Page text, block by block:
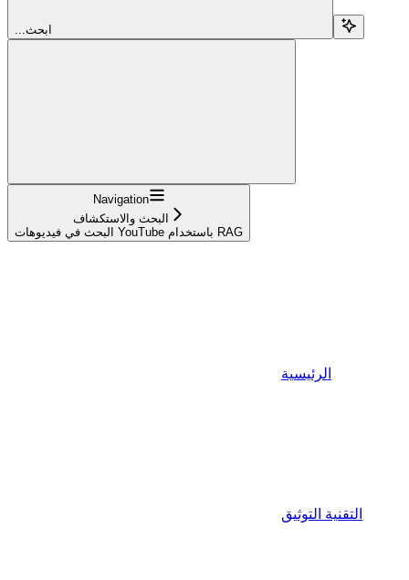
...ابحث
Navigation
البحث والاستكشاف
البحث في فيديوهات YouTube باستخدام RAG
الرئيسية
التقنية التوثيق